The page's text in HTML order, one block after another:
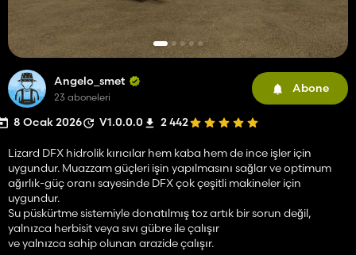
Angelo_smet
23 aboneleri
Abone
8 Ocak 2026 V1.0.0.0 2 442
Lizard DFX hidrolik kırıcılar hem kaba hem de ince işler için
uygundur. Muazzam güçleri işin yapılmasını sağlar ve optimum
ağırlık-güç oranı sayesinde DFX çok çeşitli makineler için
uygundur.
Su püskürtme sistemiyle donatılmış toz artık bir sorun değil,
yalnızca herbisit veya sıvı gübre ile çalışır
ve yalnızca sahip olunan arazide çalışır.